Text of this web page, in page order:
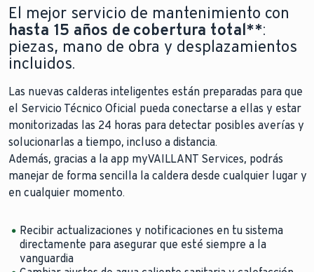
El mejor servicio de mantenimiento con
hasta 15 años de cobertura total**:
piezas, mano de obra y desplazamientos
incluidos.
Las nuevas calderas inteligentes están preparadas para que
el Servicio Técnico Oficial pueda conectarse a ellas y estar
monitorizadas las 24 horas para detectar posibles averías y
solucionarlas a tiempo, incluso a distancia.
Además, gracias a la app myVAILLANT Services, podrás
manejar de forma sencilla la caldera desde cualquier lugar y
en cualquier momento.
Recibir actualizaciones y notificaciones en tu sistema
directamente para asegurar que esté siempre a la
vanguardia